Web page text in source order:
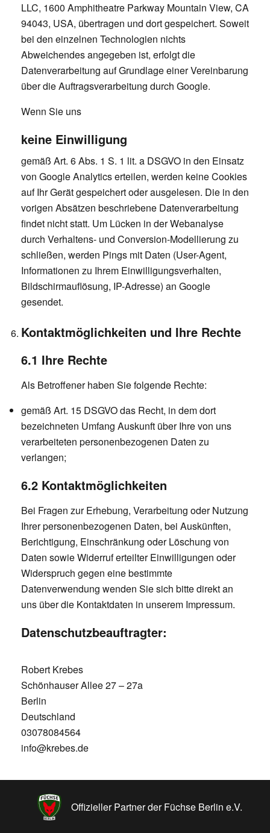
LLC, 1600 Amphitheatre Parkway Mountain View, CA
94043, USA, übertragen und dort gespeichert. Soweit
bei den einzelnen Technologien nichts
Abweichendes angegeben ist, erfolgt die
Datenverarbeitung auf Grundlage einer Vereinbarung
über die Auftragsverarbeitung durch Google.
Wenn Sie uns
keine Einwilligung
gemäß Art. 6 Abs. 1 S. 1 lit. a DSGVO in den Einsatz
von Google Analytics erteilen, werden keine Cookies
auf Ihr Gerät gespeichert oder ausgelesen. Die in den
vorigen Absätzen beschriebene Datenverarbeitung
findet nicht statt. Um Lücken in der Webanalyse
durch Verhaltens- und Conversion-Modellierung zu
schließen, werden Pings mit Daten (User-Agent,
Informationen zu Ihrem Einwilligungsverhalten,
Bildschirmauflösung, IP-Adresse) an Google
gesendet.
Kontaktmöglichkeiten und Ihre Rechte
6.1 Ihre Rechte
Als Betroffener haben Sie folgende Rechte:
gemäß Art. 15 DSGVO das Recht, in dem dort
bezeichneten Umfang Auskunft über Ihre von uns
verarbeiteten personenbezogenen Daten zu
verlangen;
6.2 Kontaktmöglichkeiten
Bei Fragen zur Erhebung, Verarbeitung oder Nutzung
Ihrer personenbezogenen Daten, bei Auskünften,
Berichtigung, Einschränkung oder Löschung von
Daten sowie Widerruf erteilter Einwilligungen oder
Widerspruch gegen eine bestimmte
Datenverwendung wenden Sie sich bitte direkt an
uns über die Kontaktdaten in unserem Impressum.
Datenschutzbeauftragter:
Robert Krebes
Schönhauser Allee 27 – 27a
Berlin
Deutschland
03078084564
info@krebes.de
Offizieller Partner der Füchse Berlin e.V.